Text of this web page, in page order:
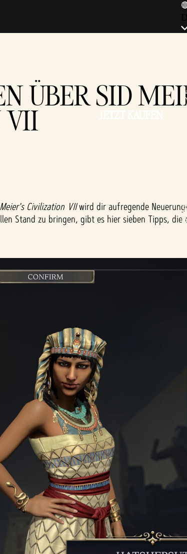
ÜBER SID
VII
Civilization VIIwird dir aufregende
Stand zu bringen, gibt es hier sieben Tipps, die